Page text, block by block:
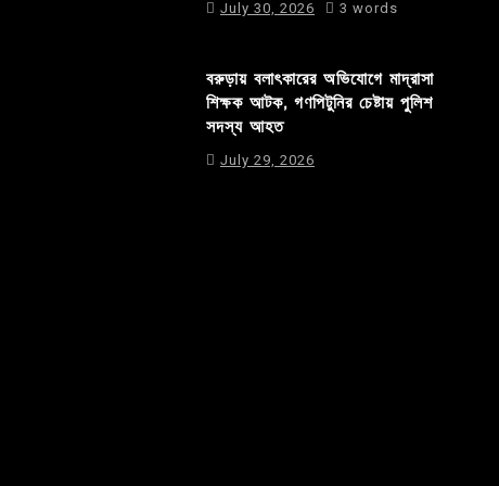
July 30, 2026 3 words
বরুড়ায় বলাৎকারের অভিযোগে মাদ্রাসা
শিক্ষক আটক, গণপিটুনির চেষ্টায় পুলিশ
সদস্য আহত
July 29, 2026